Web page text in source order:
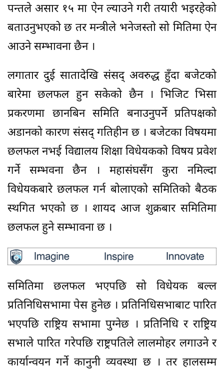
पन्तले असार १५ मा ऐन ल्याउने गरी तयारी भइरहेको
बताउनुभएको छ तर मन्त्रीले भनेजस्तो सो मितिमा ऐन
आउने सम्भावना छैन ।
लगातार दुई सातादेखि संसद् अवरुद्ध हुँदा बजेटको
बारेमा छलफल हुन सकेको छैन । भिजिट भिसा
प्रकरणमा छानबिन समिति बनाउनुपर्ने प्रतिपक्षको
अडानको कारण संसद् गतिहीन छ । बजेटका विषयमा
छलफल नभई विद्यालय शिक्षा विधेयकको विषय प्रवेश
गर्ने सम्भवना छैन । महासंघसँग कुरा नमिल्दा
विधेयकबारे छलफल गर्न बोलाएको समितिको बैठक
स्थगित भएको छ । शायद आज शुक्रबार समितिमा
छलफल हुने सम्भावना छ ।
समितिमा छलफल भएपछि सो विधेयक बल्ल
प्रतिनिधिसभामा पेस हुनेछ । प्रतिनिधिसभाबाट पारित
भएपछि राष्ट्रिय सभामा पुग्नेछ । प्रतिनिधि र राष्ट्रिय
सभाले पारित गरेपछि राष्ट्रपतिले लालमोहर लगाउने र
कार्यान्वयन गर्ने कानुनी व्यवस्था छ । तर हालसम्म